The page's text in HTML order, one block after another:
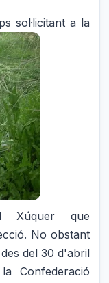
sol·licitant a la
Xúquer que
No obstant
del 30 d'abril
Confederació